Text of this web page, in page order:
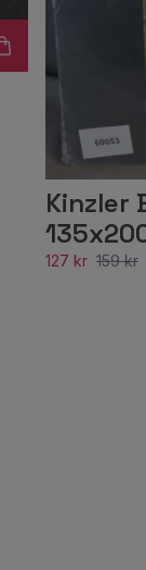
Kinzler
127 kr 159 kr